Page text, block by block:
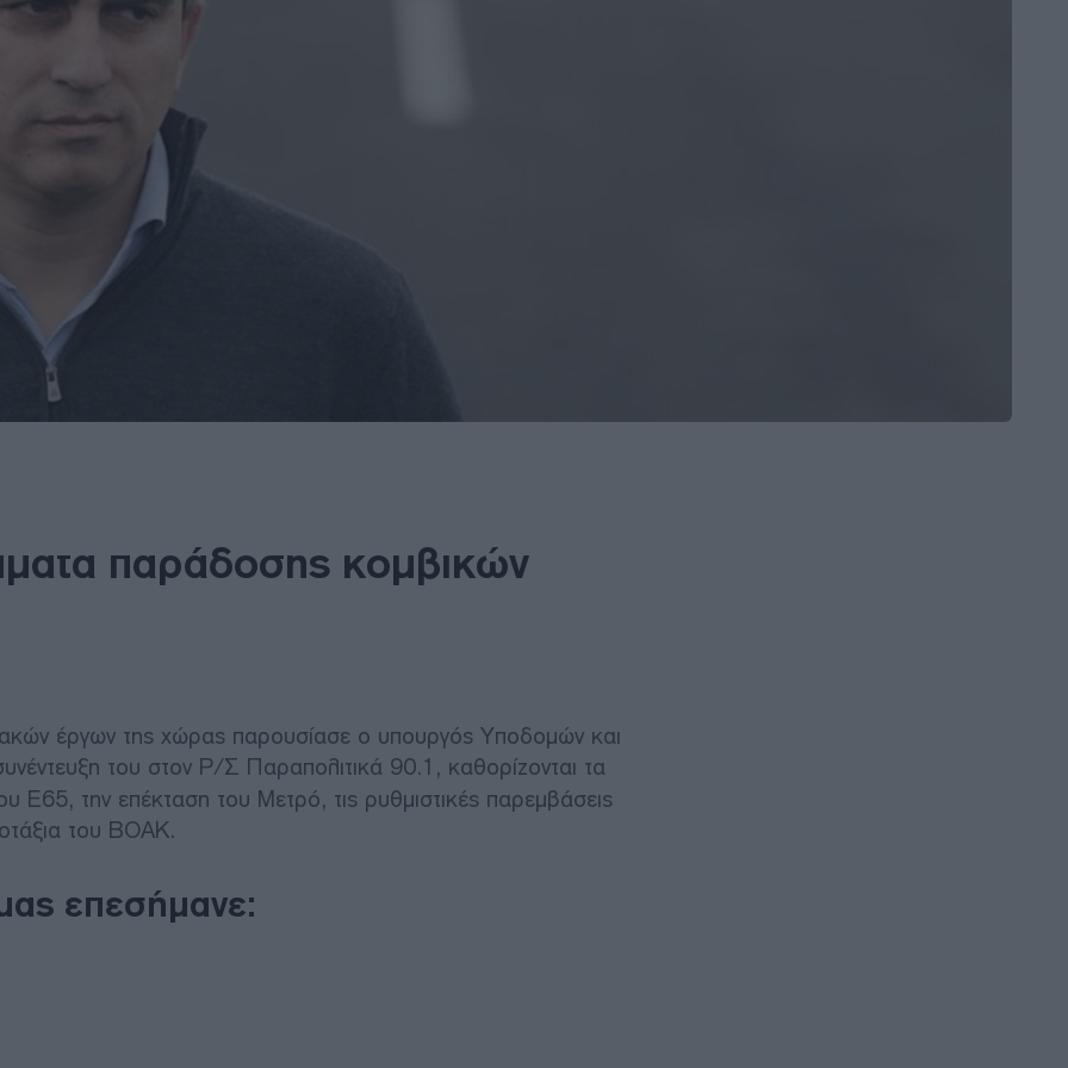
παράδοσης κομβικών
έργων της χώρας παρουσίασε ο υπουργός Υποδομών και
του στον Ρ/Σ Παραπολιτικά 90.1, καθορίζονται τα
Ε65, την επέκταση του Μετρό, τις ρυθμιστικές παρεμβάσεις
του ΒΟΑΚ.
επεσήμανε: